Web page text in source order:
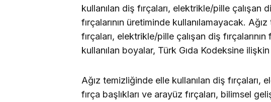
kullanılan diş fırçaları, elektrikle/pille çalışan
fırçalarının üretiminde kullanılamayacak.
fırçaları, elektrikle/pille çalışan diş
kullanılan boyalar, Türk Gıda Kodeksine
Ağız temizliğinde elle kullanılan diş fırçaları,
fırça başlıkları ve arayüz fırçaları, bilimsel